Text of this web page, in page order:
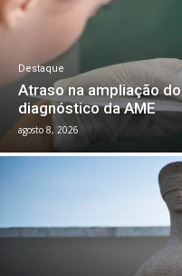
Destaque
Atraso na ampliação
diagnóstico da AME
agosto 8, 2026